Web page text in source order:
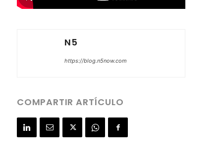
N5
https://blog.n5now.com
COMPARTIR ARTÍCULO